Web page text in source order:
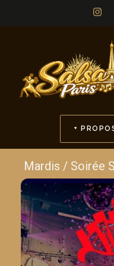
+
Mardis / Soirée